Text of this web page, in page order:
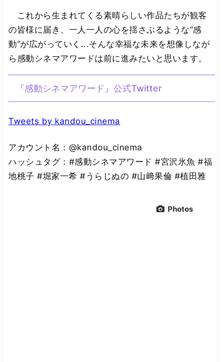
これから生まれてくる素晴らしい作品たちが観客
の皆様に届き、一人一人の心を揺さぶるような“感
動”が広がっていく...そんな幸福な未来を想像しなが
ら感動シネマアワードは前に進みたいと思います。
『感動シネマアワード』公式Twitter
Tweets by kandou_cinema
アカウント名：@kandou_cinema
ハッシュタグ：#感動シネマアワード #宮沢氷魚 #福
地桃子 #堀家一希 #うらじぬの #山﨑果倫 #植田雅
Photos